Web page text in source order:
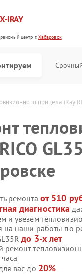
IRAY
центр г.Хабаровск
прицела iRay
ремонта от 510
диагностика
и увезем
на наши работы по
до 3-х лет
ремонт
вас до 20%